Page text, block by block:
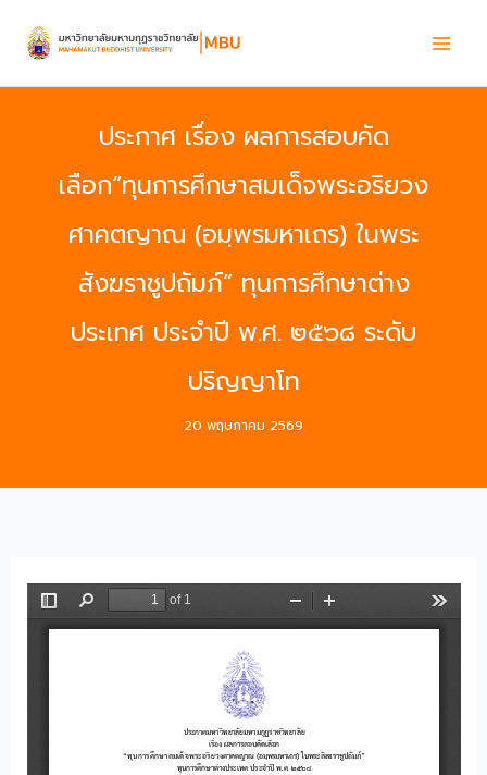
content
ประกาศ เรื่อง ผลการสอบคัด
เลือก“ทุนการศึกษาสมเด็จพระอริยวง
ศาคตญาณ (อมฺพรมหาเถร) ในพระ
สังฆราชูปถัมภ์” ทุนการศึกษาต่าง
ประเทศ ประจำปี พ.ศ. ๒๕๖๘ ระดับ
ปริญญาโท
20 พฤษภาคม 2569